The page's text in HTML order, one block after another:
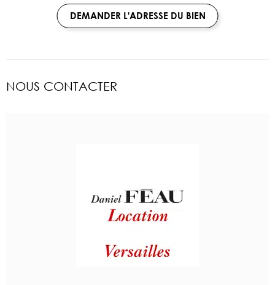
DEMANDER L'ADRESSE DU BIEN
NOUS CONTACTER